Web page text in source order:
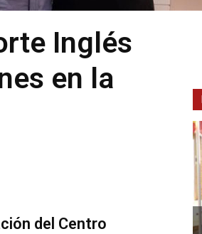
Inglés
en la
del Centro